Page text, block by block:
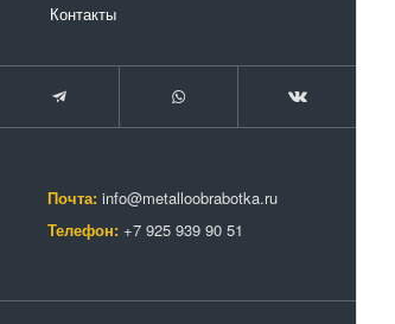
Контакты
Почта: info@metalloobrabotka.ru
Телефон: +7 925 939 90 51